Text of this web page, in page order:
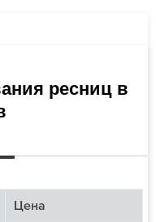
ресниц в
Цена